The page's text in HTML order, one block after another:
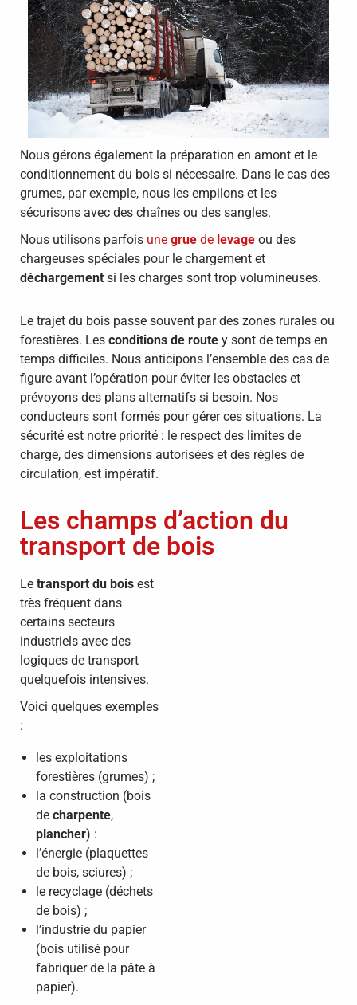
Nous gérons également la préparation en amont et le
conditionnement du bois si nécessaire. Dans le cas des
grumes, par exemple, nous les empilons et les
sécurisons avec des chaînes ou des sangles.
Nous utilisons parfois une grue de levage ou des
chargeuses spéciales pour le chargement et
déchargement si les charges sont trop volumineuses.
Le trajet du bois passe souvent par des zones rurales ou
forestières. Les conditions de route y sont de temps en
temps difficiles. Nous anticipons l’ensemble des cas de
figure avant l’opération pour éviter les obstacles et
prévoyons des plans alternatifs si besoin. Nos
conducteurs sont formés pour gérer ces situations. La
sécurité est notre priorité : le respect des limites de
charge, des dimensions autorisées et des règles de
circulation, est impératif.
Les champs d’action du
transport de bois
Le transport du bois est
très fréquent dans
certains secteurs
industriels avec des
logiques de transport
quelquefois intensives.
Voici quelques exemples
:
les exploitations
forestières (grumes) ;
la construction (bois
de charpente,
plancher) :
l’énergie (plaquettes
de bois, sciures) ;
le recyclage (déchets
de bois) ;
l’industrie du papier
(bois utilisé pour
fabriquer de la pâte à
papier).